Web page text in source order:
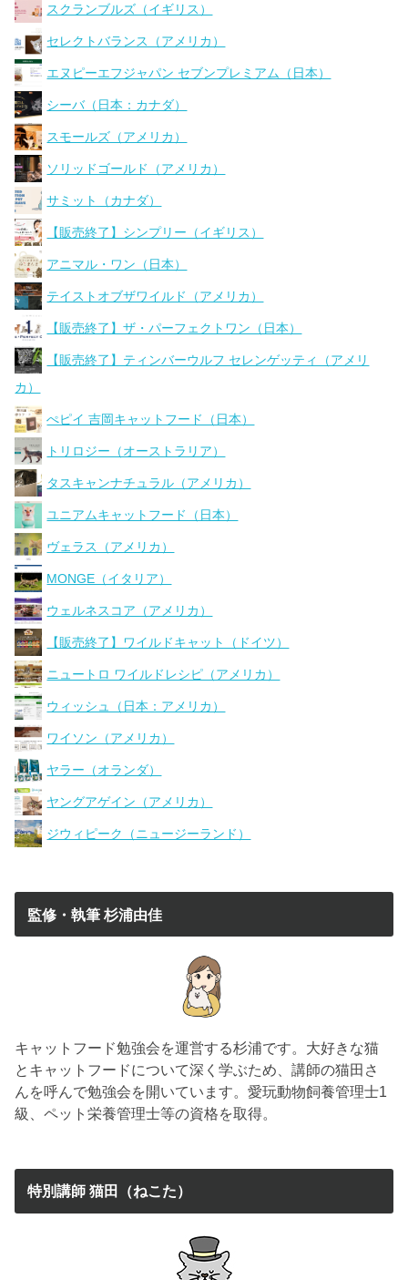
スクランブルズ（イギリス）
セレクトバランス（アメリカ）
エヌピーエフジャパン セブンプレミアム（日本）
シーバ（日本：カナダ）
スモールズ（アメリカ）
ソリッドゴールド（アメリカ）
サミット（カナダ）
【販売終了】シンプリー（イギリス）
アニマル・ワン（日本）
テイストオブザワイルド（アメリカ）
【販売終了】ザ・パーフェクトワン（日本）
【販売終了】ティンバーウルフ セレンゲッティ（アメリ
カ）
ぺピイ 吉岡キャットフード（日本）
トリロジー（オーストラリア）
タスキャンナチュラル（アメリカ）
ユニアムキャットフード（日本）
ヴェラス（アメリカ）
MONGE（イタリア）
ウェルネスコア（アメリカ）
【販売終了】ワイルドキャット（ドイツ）
ニュートロ ワイルドレシピ（アメリカ）
ウィッシュ（日本：アメリカ）
ワイソン（アメリカ）
ヤラー（オランダ）
ヤングアゲイン（アメリカ）
ジウィピーク（ニュージーランド）
監修・執筆 杉浦由佳
キャットフード勉強会を運営する杉浦です。大好きな猫
とキャットフードについて深く学ぶため、講師の猫田さ
んを呼んで勉強会を開いています。愛玩動物飼養管理士1
級、ペット栄養管理士等の資格を取得。
特別講師 猫田（ねこた）